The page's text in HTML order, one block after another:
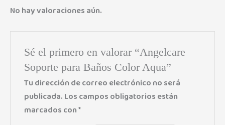
No hay valoraciones aún.
Sé el primero en valorar “Angelcare
Soporte para Baños Color Aqua”
Tu dirección de correo electrónico no será
publicada.Los campos obligatorios están
marcados con*